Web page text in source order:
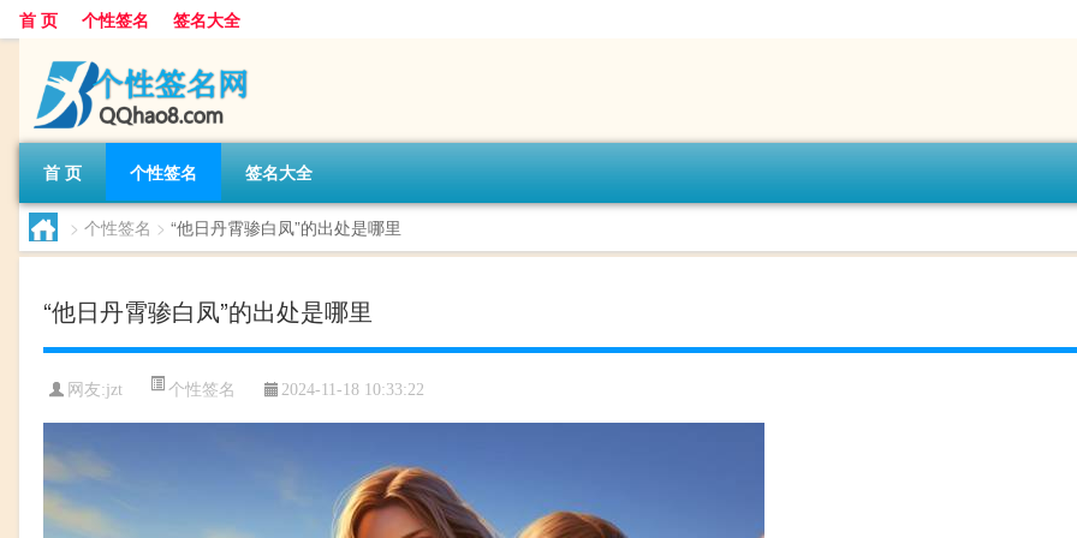
首 页 个性签名 签名大全
首 页 个性签名 签名大全
> 个性签名 > “他日丹霄骖白凤”的出处是哪里
“他日丹霄骖白凤”的出处是哪里
网友:jzt 个性签名 2024-11-18 10:33:22